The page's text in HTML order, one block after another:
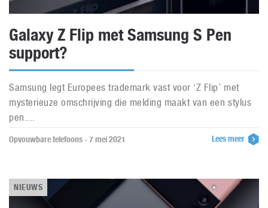
Galaxy Z Flip met Samsung S Pen
support?
Samsung legt Europees trademark vast voor ‘Z Flip’ met
mysterieuze omschrijving die melding maakt van een stylus
pen....
Opvouwbare telefoons - 7 mei 2021 Lees meer
NIEUWS